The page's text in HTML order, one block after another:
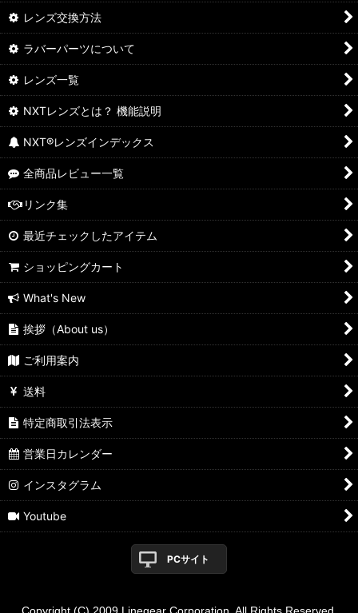
レンズ交換方法
ラバーパーツについて
レンズ一覧
NXTレンズとは？ 機能説明
NXT®レンズインデックス
全商品レビュー一覧
リンク集
最近チェックしたアイテム
ショッピングカート
What's New
挨拶（About us）
ご利用案内
送料
特定商取引法表示
営業日カレンダー
インスタグラム
Youtube
PCサイト